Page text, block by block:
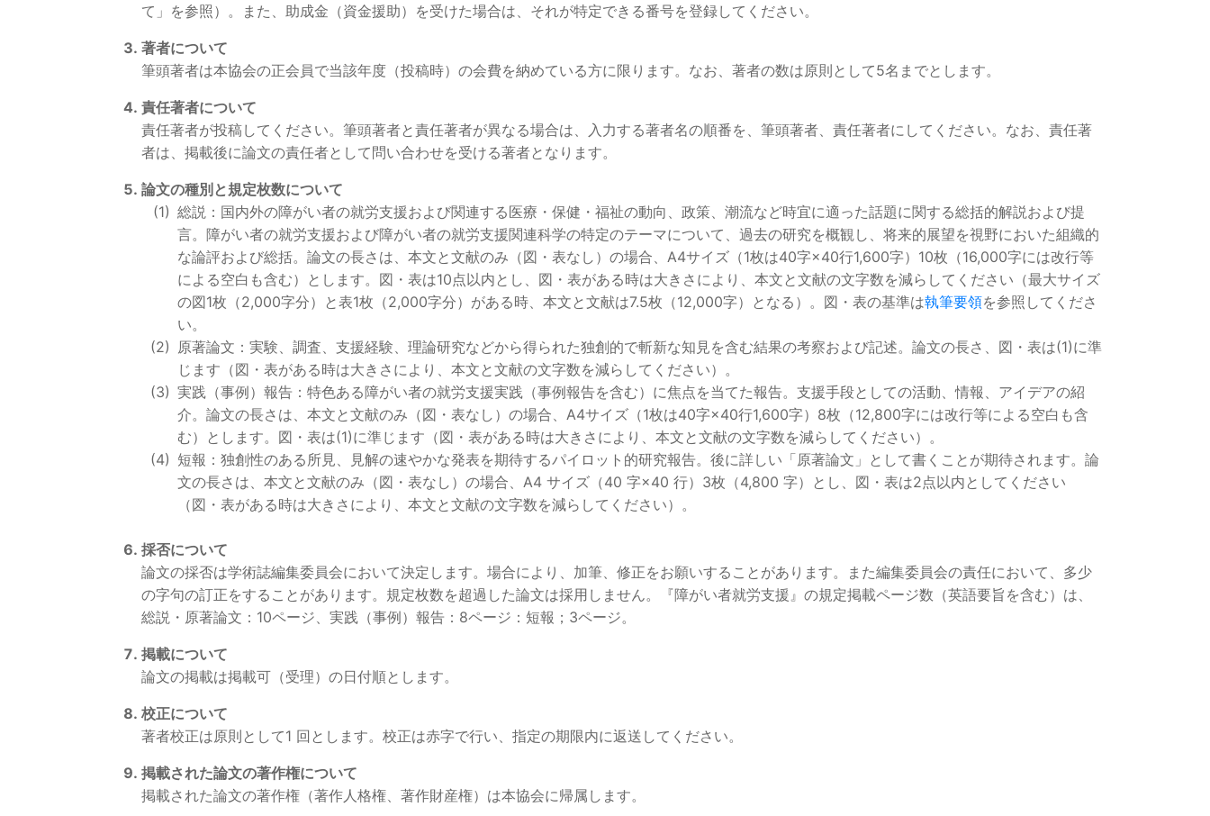
て」を参照）。また、助成金（資金援助）を受けた場合は、それが特定できる番号を登録してください。
著者について
筆頭著者は本協会の正会員で当該年度（投稿時）の会費を納めている方に限ります。なお、著者の数は原則として5名までとします。
責任著者について
責任著者が投稿してください。筆頭著者と責任著者が異なる場合は、入力する著者名の順番を、筆頭著者、責任著者にしてください。なお、責任著
者は、掲載後に論文の責任者として問い合わせを受ける著者となります。
論文の種別と規定枚数について
総説：国内外の障がい者の就労支援および関連する医療・保健・福祉の動向、政策、潮流など時宜に適った話題に関する総括的解説および提
言。障がい者の就労支援および障がい者の就労支援関連科学の特定のテーマについて、過去の研究を概観し、将来的展望を視野においた組織的
な論評および総括。論文の長さは、本文と文献のみ（図・表なし）の場合、A4サイズ（1枚は40字×40行1,600字）10枚（16,000字には改行等
による空白も含む）とします。図・表は10点以内とし、図・表がある時は大きさにより、本文と文献の文字数を減らしてください（最大サイズ
の図1枚（2,000字分）と表1枚（2,000字分）がある時、本文と文献は7.5枚（12,000字）となる）。図・表の基準は執筆要領を参照してくださ
い。
原著論文：実験、調査、支援経験、理論研究などから得られた独創的で斬新な知見を含む結果の考察および記述。論文の長さ、図・表は(1)に準
じます（図・表がある時は大きさにより、本文と文献の文字数を減らしてください）。
実践（事例）報告：特色ある障がい者の就労支援実践（事例報告を含む）に焦点を当てた報告。支援手段としての活動、情報、アイデアの紹
介。論文の長さは、本文と文献のみ（図・表なし）の場合、A4サイズ（1枚は40字×40行1,600字）8枚（12,800字には改行等による空白も含
む）とします。図・表は(1)に準じます（図・表がある時は大きさにより、本文と文献の文字数を減らしてください）。
短報：独創性のある所見、見解の速やかな発表を期待するパイロット的研究報告。後に詳しい「原著論文」として書くことが期待されます。論
文の長さは、本文と文献のみ（図・表なし）の場合、A4 サイズ（40 字×40 行）3枚（4,800 字）とし、図・表は2点以内としてください
（図・表がある時は大きさにより、本文と文献の文字数を減らしてください）。
採否について
論文の採否は学術誌編集委員会において決定します。場合により、加筆、修正をお願いすることがあります。また編集委員会の責任において、多少
の字句の訂正をすることがあります。規定枚数を超過した論文は採用しません。『障がい者就労支援』の規定掲載ページ数（英語要旨を含む）は、
総説・原著論文：10ページ、実践（事例）報告：8ページ：短報；3ページ。
掲載について
論文の掲載は掲載可（受理）の日付順とします。
校正について
著者校正は原則として1 回とします。校正は赤字で行い、指定の期限内に返送してください。
掲載された論文の著作権について
掲載された論文の著作権（著作人格権、著作財産権）は本協会に帰属します。